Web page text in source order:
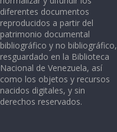
diferentes documentos
reproducidos a partir del
patrimonio documental
bibliográfico y no bibliográfico,
resguardado en la Biblioteca
Nacional de Venezuela, así
como los objetos y recursos
nacidos digitales, y sin
derechos reservados.